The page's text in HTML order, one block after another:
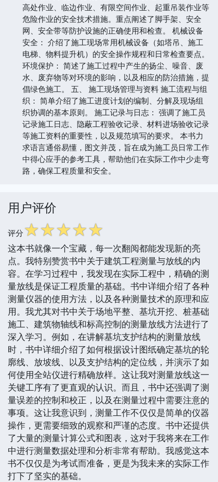
高处作业、临边作业、有限空间作业、起重吊装作业等
危险作业的安全技术措施。重点阐述了脚手架、安全
网、安全带等防护设施的正确使用和检查。 机械设备
安全： 介绍了施工现场常用机械设备（如塔吊、施工
电梯、物料提升机）的安全操作规程和日常检查要点。
环境保护： 简述了施工过程中产生的扬尘、噪音、废
水、废弃物等对环境的影响，以及相应的防治措施，提
倡绿色施工。 五、 施工现场管理与资料 施工流程与组
织： 简单介绍了施工进度计划的编制、分解及现场组
织协调的基本原则。 施工记录与日志： 强调了施工员
记录施工日志、隐蔽工程验收记录、材料进场验收记录
等施工资料的重要性，以及规范填写的要求。 本书力
求语言通俗易懂，图文并茂，旨在成为施工员日常工作
中得心应手的参考工具，帮助他们在实际工作中少走弯
路，确保工程质量和安全。
用户评价
评分☆☆☆☆☆
这本书就像一个宝藏，每一次翻阅都能发现新的亮
点。我特别赞赏书中关于建筑工程测量与放线的内
容。在学习过程中，我发现在实际工程中，精确的测
量放线是保证工程质量的基础。书中详细介绍了各种
测量仪器的使用方法，以及各种测量技术的原理和应
用。我尤其对书中关于场地平整、基坑开挖、桩基础
施工、建筑物轴线和标高控制的测量放线方法进行了
深入学习。例如，在讲解基坑支护结构的测量放线
时，书中详细介绍了如何根据设计图纸确定基坑的轮
廓线、放坡线、以及支护结构的定位线，并演示了如
何使用全站仪进行精确放样。这让我对测量放线这一
关键工序有了更直观的认识。而且，书中还强调了测
量误差的控制和校正，以及在测量过程中需要注意的
事项。这让我意识到，测量工作不仅仅是简单的仪器
操作，更需要细致的观察和严谨的态度。书中还提供
了大量的测量计算公式和图表，这对于我将来在工作
中进行测量数据处理和分析非常有帮助。我感觉这本
书不仅仅是为考试而准备，更是为我未来的实际工作
打下了坚实的基础。